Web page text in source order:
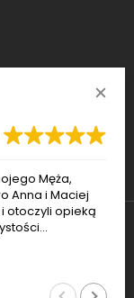
Męża,
Anna i Maciej
otoczyli opieką
Pani Ania
po
uczyniły